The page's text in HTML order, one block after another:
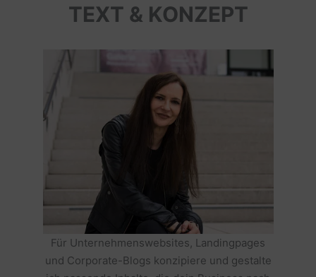
TEXT & KONZEPT
Für Unternehmenswebsites, Landingpages
und Corporate-Blogs konzipiere und gestalte